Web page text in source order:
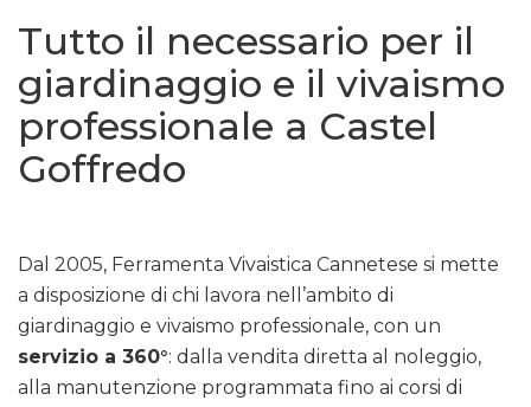
Tutto il necessario per il
giardinaggio e il vivaismo
professionale a Castel
Goffredo
Dal 2005, Ferramenta Vivaistica Cannetese si mette
a disposizione di chi lavora nell’ambito di
giardinaggio e vivaismo professionale, con un
servizio a 360°: dalla vendita diretta al noleggio,
alla manutenzione programmata fino ai corsi di